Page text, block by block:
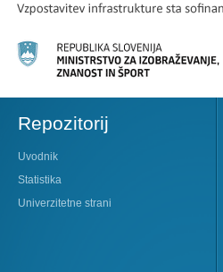
Repozitorij
Uvodnik
Statistika
Univerzitetne strani